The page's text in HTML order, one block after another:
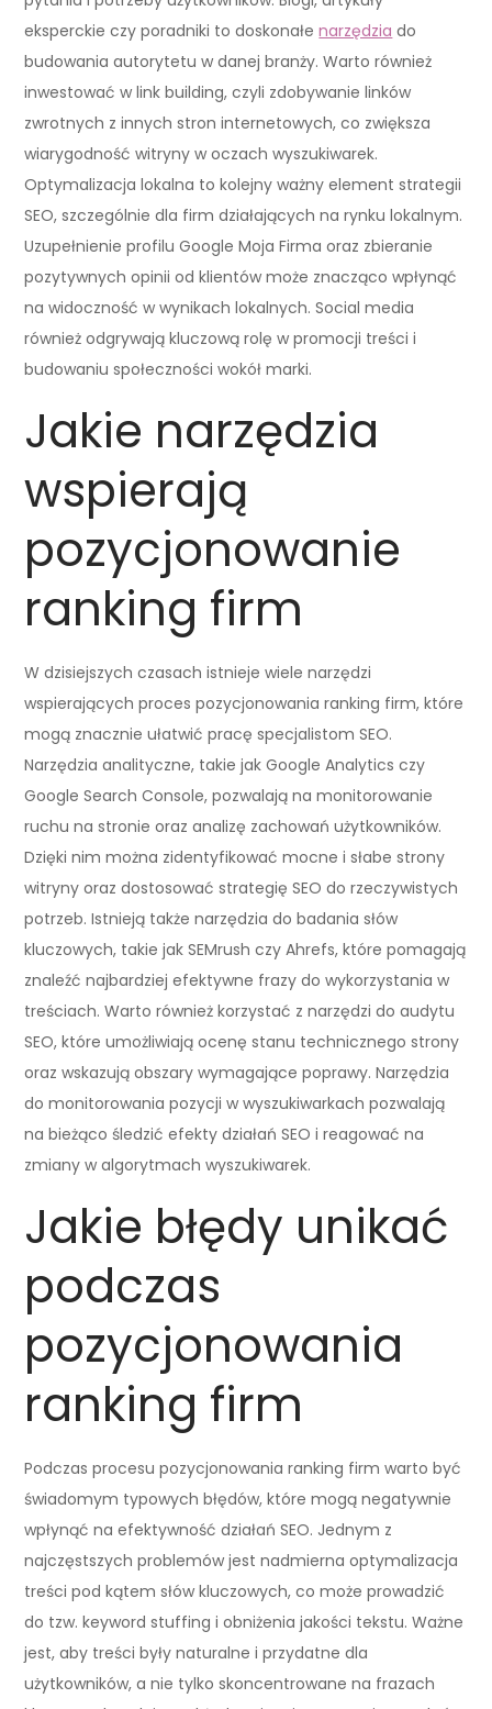
eksperckie czy poradniki to doskonałenarzędzia do
budowania autorytetu w danej branży. Warto również
inwestować w link building, czyli zdobywanie linków
zwrotnych z innych stron internetowych, co zwiększa
wiarygodność witryny w oczach wyszukiwarek.
Optymalizacja lokalna to kolejny ważny element strategii
SEO, szczególnie dla firm działających na rynku lokalnym.
Uzupełnienie profilu Google Moja Firma oraz zbieranie
pozytywnych opinii od klientów może znacząco wpłynąć
na widoczność w wynikach lokalnych. Social media
również odgrywają kluczową rolę w promocji treści i
budowaniu społeczności wokół marki.
Jakie narzędzia
wspierają
pozycjonowanie
ranking firm
W dzisiejszych czasach istnieje wiele narzędzi
wspierających proces pozycjonowania ranking firm, które
mogą znacznie ułatwić pracę specjalistom SEO.
Narzędzia analityczne, takie jak Google Analytics czy
Google Search Console, pozwalają na monitorowanie
ruchu na stronie oraz analizę zachowań użytkowników.
Dzięki nim można zidentyfikować mocne i słabe strony
witryny oraz dostosować strategię SEO do rzeczywistych
potrzeb. Istnieją także narzędzia do badania słów
kluczowych, takie jak SEMrush czy Ahrefs, które pomagają
znaleźć najbardziej efektywne frazy do wykorzystania w
treściach. Warto również korzystać z narzędzi do audytu
SEO, które umożliwiają ocenę stanu technicznego strony
oraz wskazują obszary wymagające poprawy. Narzędzia
do monitorowania pozycji w wyszukiwarkach pozwalają
na bieżąco śledzić efekty działań SEO i reagować na
zmiany w algorytmach wyszukiwarek.
Jakie błędy unikać
podczas
pozycjonowania
ranking firm
Podczas procesu pozycjonowania ranking firm warto być
świadomym typowych błędów, które mogą negatywnie
wpłynąć na efektywność działań SEO. Jednym z
najczęstszych problemów jest nadmierna optymalizacja
treści pod kątem słów kluczowych, co może prowadzić
do tzw. keyword stuffing i obniżenia jakości tekstu. Ważne
jest, aby treści były naturalne i przydatne dla
użytkowników, a nie tylko skoncentrowane na frazach